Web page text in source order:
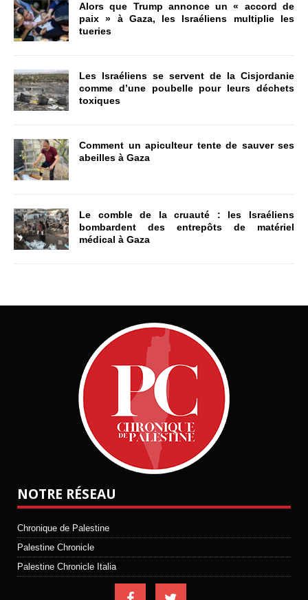
Alors que Trump annonce un « accord de
paix » à Gaza, les Israéliens multiplie les
tueries
Les Israéliens se servent de la Cisjordanie
comme d’une poubelle pour leurs déchets
toxiques
Comment un apiculteur tente de sauver ses
abeilles à Gaza
Le comble de la cruauté : les Israéliens
bombardent des entrepôts de matériel
médical à Gaza
NOTRE RÉSEAU
Chronique de Palestine
Palestine Chronicle
Palestine Chronicle Italia